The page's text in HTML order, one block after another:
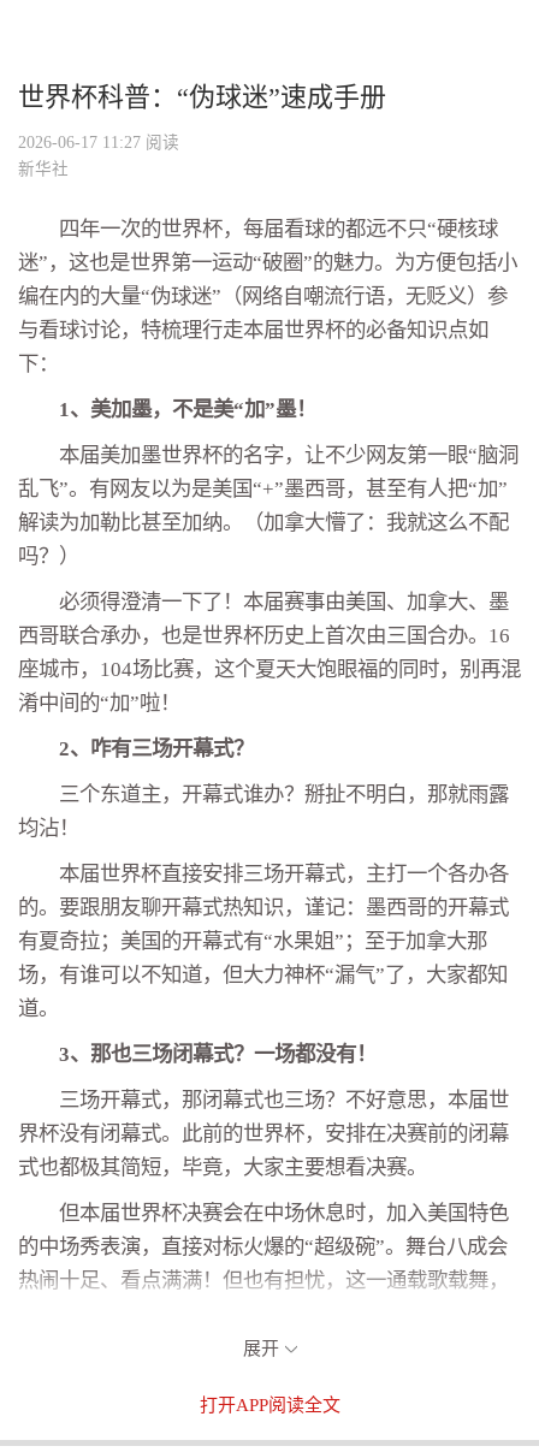
世界杯科普：“伪球迷”速成手册
2026-06-17 11:27 阅读
新华社
四年一次的世界杯，每届看球的都远不只“硬核球
迷”，这也是世界第一运动“破圈”的魅力。为方便包括小
编在内的大量“伪球迷”（网络自嘲流行语，无贬义）参
与看球讨论，特梳理行走本届世界杯的必备知识点如
下：
1、美加墨，不是美“加”墨！
本届美加墨世界杯的名字，让不少网友第一眼“脑洞
乱飞”。有网友以为是美国“+”墨西哥，甚至有人把“加”
解读为加勒比甚至加纳。（加拿大懵了：我就这么不配
吗？）
必须得澄清一下了！本届赛事由美国、加拿大、墨
西哥联合承办，也是世界杯历史上首次由三国合办。16
座城市，104场比赛，这个夏天大饱眼福的同时，别再混
淆中间的“加”啦！
2、咋有三场开幕式？
三个东道主，开幕式谁办？掰扯不明白，那就雨露
均沾！
本届世界杯直接安排三场开幕式，主打一个各办各
的。要跟朋友聊开幕式热知识，谨记：墨西哥的开幕式
有夏奇拉；美国的开幕式有“水果姐”；至于加拿大那
场，有谁可以不知道，但大力神杯“漏气”了，大家都知
道。
3、那也三场闭幕式？一场都没有！
三场开幕式，那闭幕式也三场？不好意思，本届世
界杯没有闭幕式。此前的世界杯，安排在决赛前的闭幕
式也都极其简短，毕竟，大家主要想看决赛。
但本届世界杯决赛会在中场休息时，加入美国特色
的中场秀表演，直接对标火爆的“超级碗”。舞台八成会
热闹十足、看点满满！但也有担忧，这一通载歌载舞，
4、足球比赛有“四节”？
这属实是个新情况。以前世界杯球赛只有上下半
场，而本届则在上下半场中，各新增一次强制补水暂
展开
打开APP阅读全文